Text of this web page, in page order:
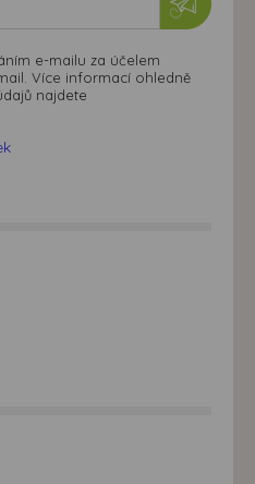
e-mailu za účelem
Více informací ohledně
najdete